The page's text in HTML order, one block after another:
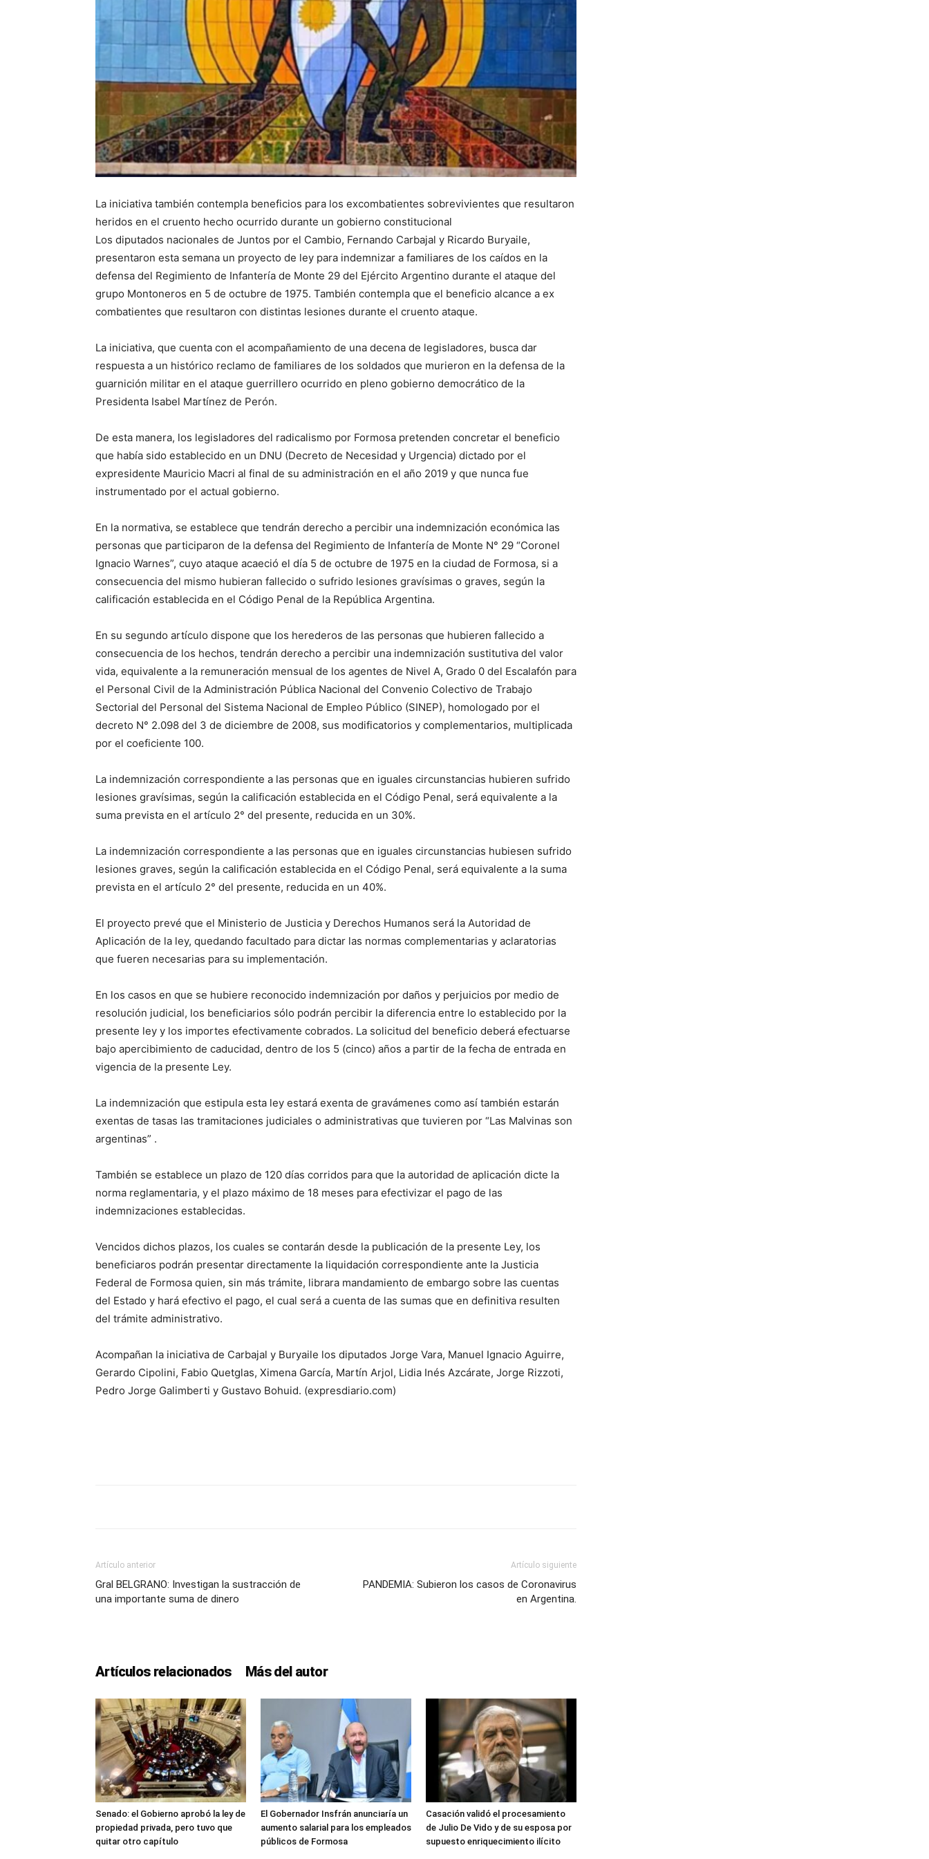
La
Verdad
es
La iniciativa también contempla beneficios para los excombatientes sobrevivientes que resultaron
heridos en el cruento hecho ocurrido durante un gobierno constitucional
Los diputados nacionales de Juntos por el Cambio, Fernando Carbajal y Ricardo Buryaile,
presentaron esta semana un proyecto de ley para indemnizar a familiares de los caídos en la
defensa del Regimiento de Infantería de Monte 29 del Ejército Argentino durante el ataque del
grupo Montoneros en 5 de octubre de 1975. También contempla que el beneficio alcance a ex
combatientes que resultaron con distintas lesiones durante el cruento ataque.
La iniciativa, que cuenta con el acompañamiento de una decena de legisladores, busca dar
respuesta a un histórico reclamo de familiares de los soldados que murieron en la defensa de la
guarnición militar en el ataque guerrillero ocurrido en pleno gobierno democrático de la
Presidenta Isabel Martínez de Perón.
De esta manera, los legisladores del radicalismo por Formosa pretenden concretar el beneficio
que había sido establecido en un DNU (Decreto de Necesidad y Urgencia) dictado por el
expresidente Mauricio Macri al final de su administración en el año 2019 y que nunca fue
instrumentado por el actual gobierno.
En la normativa, se establece que tendrán derecho a percibir una indemnización económica las
personas que participaron de la defensa del Regimiento de Infantería de Monte N° 29 “Coronel
Ignacio Warnes”, cuyo ataque acaeció el día 5 de octubre de 1975 en la ciudad de Formosa, si a
consecuencia del mismo hubieran fallecido o sufrido lesiones gravísimas o graves, según la
calificación establecida en el Código Penal de la República Argentina.
En su segundo artículo dispone que los herederos de las personas que hubieren fallecido a
consecuencia de los hechos, tendrán derecho a percibir una indemnización sustitutiva del valor
vida, equivalente a la remuneración mensual de los agentes de Nivel A, Grado 0 del Escalafón para
el Personal Civil de la Administración Pública Nacional del Convenio Colectivo de Trabajo
Sectorial del Personal del Sistema Nacional de Empleo Público (SINEP), homologado por el
decreto N° 2.098 del 3 de diciembre de 2008, sus modificatorios y complementarios, multiplicada
por el coeficiente 100.
La indemnización correspondiente a las personas que en iguales circunstancias hubieren sufrido
lesiones gravísimas, según la calificación establecida en el Código Penal, será equivalente a la
suma prevista en el artículo 2° del presente, reducida en un 30%.
La indemnización correspondiente a las personas que en iguales circunstancias hubiesen sufrido
lesiones graves, según la calificación establecida en el Código Penal, será equivalente a la suma
prevista en el artículo 2° del presente, reducida en un 40%.
El proyecto prevé que el Ministerio de Justicia y Derechos Humanos será la Autoridad de
Aplicación de la ley, quedando facultado para dictar las normas complementarias y aclaratorias
que fueren necesarias para su implementación.
En los casos en que se hubiere reconocido indemnización por daños y perjuicios por medio de
resolución judicial, los beneficiarios sólo podrán percibir la diferencia entre lo establecido por la
presente ley y los importes efectivamente cobrados. La solicitud del beneficio deberá efectuarse
bajo apercibimiento de caducidad, dentro de los 5 (cinco) años a partir de la fecha de entrada en
vigencia de la presente Ley.
La indemnización que estipula esta ley estará exenta de gravámenes como así también estarán
exentas de tasas las tramitaciones judiciales o administrativas que tuvieren por “Las Malvinas son
argentinas” .
También se establece un plazo de 120 días corridos para que la autoridad de aplicación dicte la
norma reglamentaria, y el plazo máximo de 18 meses para efectivizar el pago de las
indemnizaciones establecidas.
Vencidos dichos plazos, los cuales se contarán desde la publicación de la presente Ley, los
beneficiaros podrán presentar directamente la liquidación correspondiente ante la Justicia
Federal de Formosa quien, sin más trámite, librara mandamiento de embargo sobre las cuentas
del Estado y hará efectivo el pago, el cual será a cuenta de las sumas que en definitiva resulten
del trámite administrativo.
Acompañan la iniciativa de Carbajal y Buryaile los diputados Jorge Vara, Manuel Ignacio Aguirre,
Gerardo Cipolini, Fabio Quetglas, Ximena García, Martín Arjol, Lidia Inés Azcárate, Jorge Rizzoti,
Pedro Jorge Galimberti y Gustavo Bohuid. (expresdiario.com)
Artículo anterior
Gral BELGRANO: Investigan la sustracción de
una importante suma de dinero
Artículo siguiente
PANDEMIA: Subieron los casos de Coronavirus
en Argentina.
Artículos relacionados Más del autor
Senado: el Gobierno aprobó la ley de
propiedad privada, pero tuvo que
quitar otro capítulo
El Gobernador Insfrán anunciaría un
aumento salarial para los empleados
públicos de Formosa
Casación validó el procesamiento
de Julio De Vido y de su esposa por
supuesto enriquecimiento ilícito